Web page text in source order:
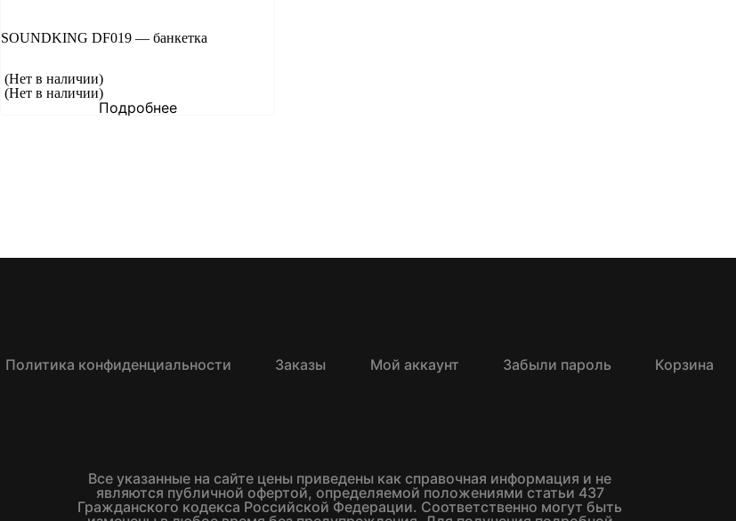
SOUNDKING DF019 — банкетка
(Нет в наличии)
(Нет в наличии)
Подробнее
Политика конфиденциальности Заказы Мой аккаунт Забыли пароль Корзина
Все указанные на сайте цены приведены как справочная информация и не
являются публичной офертой, определяемой положениями статьи 437
Гражданского кодекса Российской Федерации. Соответственно могут быть